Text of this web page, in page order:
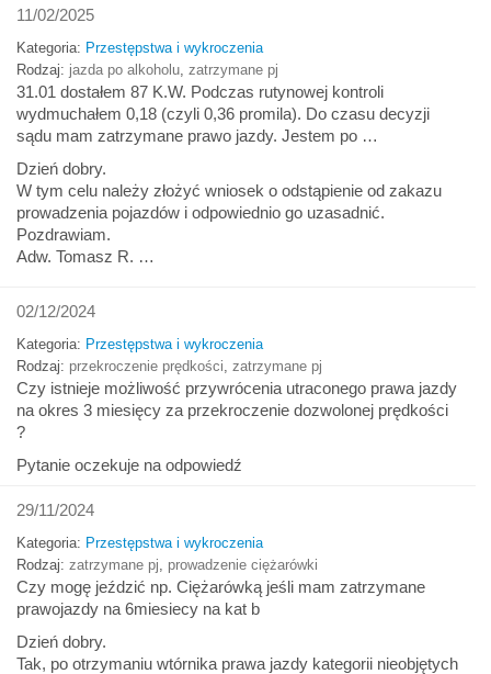
11/02/2025
Kategoria: Przestępstwa i wykroczenia
Rodzaj: jazda po alkoholu zatrzymane pj
31.01 dostałem 87 K.W. Podczas rutynowej kontroli
wydmuchałem 0,18 (czyli 0,36 promila). Do czasu decyzji
sądu mam zatrzymane prawo jazdy. Jestem po …
Dzień dobry.
W tym celu należy złożyć wniosek o odstąpienie od zakazu
prowadzenia pojazdów i odpowiednio go uzasadnić.
Pozdrawiam.
Adw. Tomasz R. …
02/12/2024
Kategoria: Przestępstwa i wykroczenia
Rodzaj: przekroczenie prędkości zatrzymane pj
Czy istnieje możliwość przywrócenia utraconego prawa jazdy
na okres 3 miesięcy za przekroczenie dozwolonej prędkości
?
Pytanie oczekuje na odpowiedź
29/11/2024
Kategoria: Przestępstwa i wykroczenia
Rodzaj: zatrzymane pj prowadzenie ciężarówki
Czy mogę jeździć np. Ciężarówką jeśli mam zatrzymane
prawojazdy na 6miesiecy na kat b
Dzień dobry.
Tak, po otrzymaniu wtórnika prawa jazdy kategorii nieobjętych